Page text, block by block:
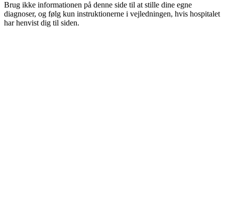
Brug ikke informationen på denne side til at stille dine egne
diagnoser, og følg kun instruktionerne i vejledningen, hvis hospitalet
har henvist dig til siden.